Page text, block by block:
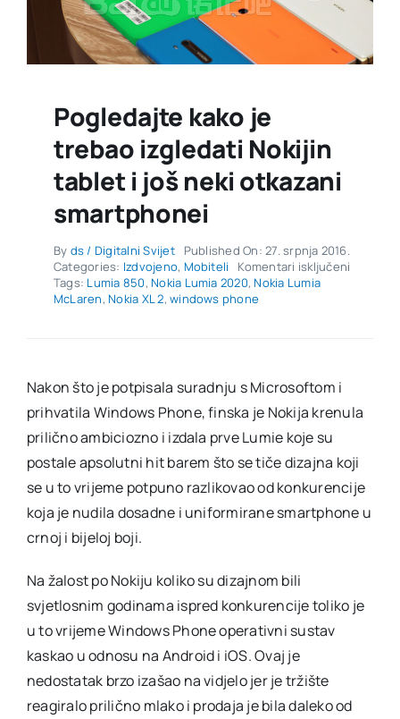
Pogledajte kako je
trebao izgledati Nokijin
tablet i još neki otkazani
smartphonei
By ds / Digitalni Svijet
Published On: 27. srpnja 2016.
Categories: Izdvojeno, Mobiteli Komentari isključeni
još
Tags: Lumia 850,Nokia Lumia 2020,Nokia Lumia
McLaren,Nokia XL 2,windows phone
Nakon što je potpisala suradnju s Microsoftom i
prihvatila Windows Phone, finska je Nokija krenula
prilično ambiciozno i izdala prve Lumie koje su
postale apsolutni hit barem što se tiče dizajna koji
se u to vrijeme potpuno razlikovao od konkurencije
koja je nudila dosadne i uniformirane smartphone u
crnoj i bijeloj boji.
Na žalost po Nokiju koliko su dizajnom bili
svjetlosnim godinama ispred konkurencije toliko je
u to vrijeme Windows Phone operativni sustav
kaskao u odnosu na Android i iOS. Ovaj je
nedostatak brzo izašao na vidjelo jer je tržište
reagiralo prilično mlako i prodaja je bila daleko od